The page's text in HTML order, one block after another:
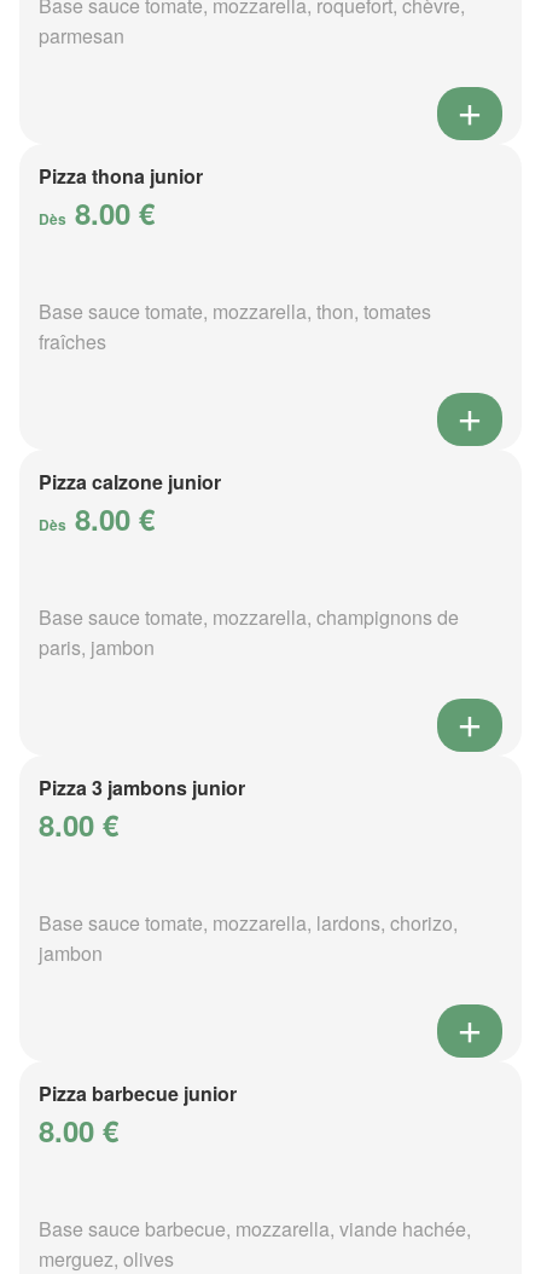
parmesan
Pizza thona junior
Dès 8.00 €
Base sauce tomate, mozzarella, thon, tomates
fraîches
Pizza calzone junior
Dès 8.00 €
Base sauce tomate, mozzarella, champignons de
paris, jambon
Pizza 3 jambons junior
8.00 €
Base sauce tomate, mozzarella, lardons, chorizo,
jambon
Pizza barbecue junior
8.00 €
Base sauce barbecue, mozzarella, viande hachée,
merguez, olives